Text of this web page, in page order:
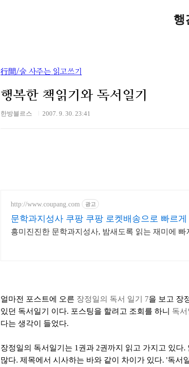
행
行間/술 사주는 읽고쓰기
행복한 책읽기와 독서일기
한방블르스 2007. 9. 30. 23:41
http://www.coupang.com 광고
문학과지성사 쿠팡 쿠팡 로켓배송으로 빠르게
흥미진진한 문학과지성사, 밤새도록 읽는 재미에 빠
얼마전 포스트에 오른 장정일의 독서 일기 7을 보고 장
있던 독서일기 이다. 포스팅을 할려고 조회를 하니 독
다는 생각이 들었다.
장정일의 독서일기는 1권과 2권까지 읽고 가지고 있
많다. 제목에서 시사하는 바와 같이 차이가 있다. '독서